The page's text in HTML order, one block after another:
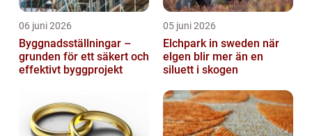
06 juni 2026
Byggnadsställningar –
grunden för ett säkert och
effektivt byggprojekt
05 juni 2026
Elchpark in sweden när
elgen blir mer än en
siluett i skogen